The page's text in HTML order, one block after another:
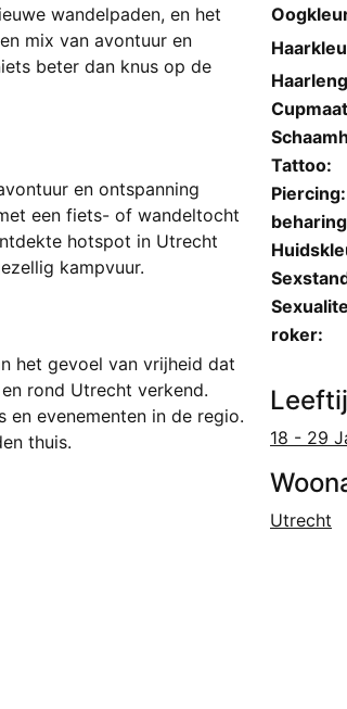
wandelpaden, en het
mix van avontuur en
beter dan knus op de
en ontspanning
een fiets- of wandeltocht
hotspot in Utrecht
kampvuur.
het gevoel van vrijheid dat
rond Utrecht verkend.
evenementen in de regio.
thuis.
Tattoo:
Piercing:
roker:
18 - 29
Utrecht